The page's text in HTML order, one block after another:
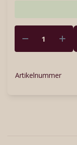
Artikelnummer